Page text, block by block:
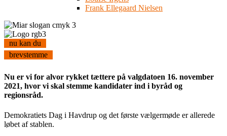
Frank Ellegaard Nielsen
nu kan du
brevstemme
Nu er vi for alvor rykket tættere på valgdatoen 16. november
2021, hvor vi skal stemme kandidater ind i byråd og
regionsråd.
Demokratiets Dag i Havdrup og det første vælgermøde er allerede
løbet af stablen.